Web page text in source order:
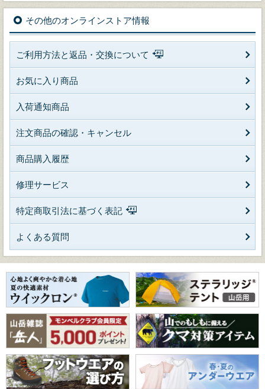
その他のオンラインストア情報
ご利用方法と返品・交換について
お気に入り商品
入荷通知商品
注文商品の確認・キャンセル
商品購入履歴
修理サービス
特定商取引法に基づく表記
よくある質問